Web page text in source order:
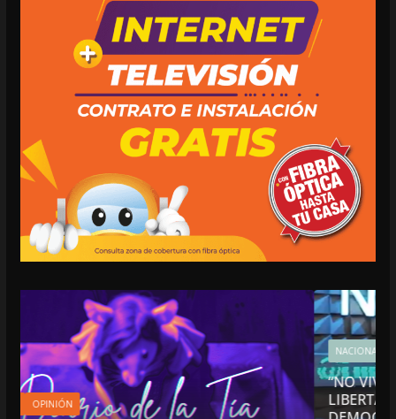
NACIONALES OPINIÓN
“NO VIVIMOS BUENOS TIEMPOS PARA LA
LIBERTAD DE EXPRESIÓN NI PARA LA